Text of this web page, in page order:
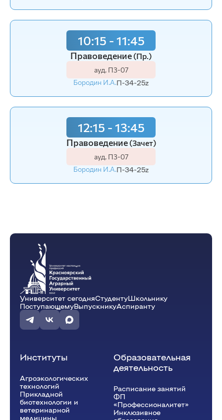
10:15 - 11:45
Правоведение(Пр.)
ауд. П3-07
Бородин И.А.П-34-25z
12:15 - 13:45
Правоведение(Зачет)
ауд. П3-07
Бородин И.А.П-34-25z
Университет сегодняСтудентуШкольнику
ПоступающемуВыпускникуАспиранту
Институты
Агроэкологических
технологий
Прикладной
биотехнологии и
ветеринарной
медицины
Образовательная
деятельность
Расписание занятий
ФП
«Профессионалитет»
Инклюзивное